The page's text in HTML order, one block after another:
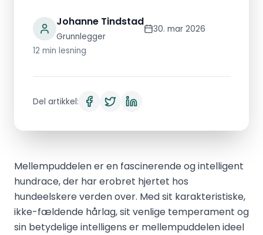
Johanne Tindstad
Grunnlegger
30. mar 2026
12 min lesning
Del artikkel:
Mellempuddelen er en fascinerende og intelligent
hundrace, der har erobret hjertet hos
hundeelskere verden over. Med sit karakteristiske,
ikke-fældende hårlag, sit venlige temperament og
sin betydelige intelligens er mellempuddelen ideel